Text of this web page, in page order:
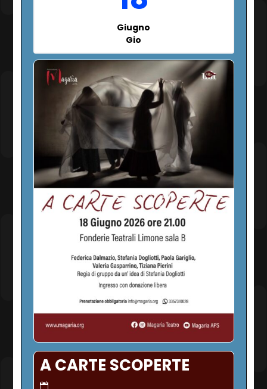
Giugno
Gio
A CARTE SCOPERTE